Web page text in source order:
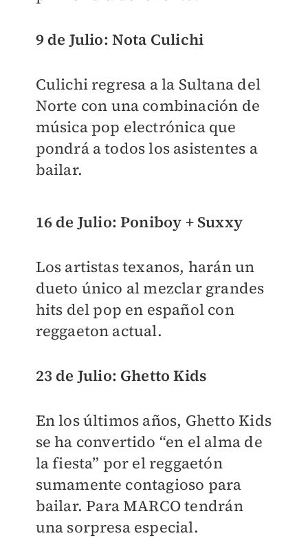
9 de Julio: Nota Culichi
Culichi regresa a la Sultana del
Norte con una combinación de
música pop electrónica que
pondrá a todos los asistentes a
bailar.
16 de Julio: Poniboy + Suxxy
Los artistas texanos, harán un
dueto único al mezclar grandes
hits del pop en español con
reggaeton actual.
23 de Julio: Ghetto Kids
En los últimos años, Ghetto Kids
se ha convertido “en el alma de
la fiesta” por el reggaetón
sumamente contagioso para
bailar. Para MARCO tendrán
una sorpresa especial.